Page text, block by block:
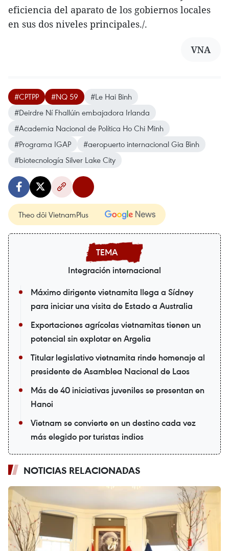
eficiencia del aparato de los gobiernos locales
en sus dos niveles principales./.
VNA
#CPTPP #NQ 59
#Le Hai Binh
#Deirdre Ní Fhallúin embajadora Irlanda
#Academia Nacional de Política Ho Chi Minh
#Programa IGAP
#aeropuerto internacional Gia Bình
#biotecnología Silver Lake City
Theo dõi VietnamPlus
Integración internacional
Máximo dirigente vietnamita llega a Sídney
para iniciar una visita de Estado a Australia
Exportaciones agrícolas vietnamitas tienen un
potencial sin explotar en Argelia
Titular legislativo vietnamita rinde homenaje al
presidente de Asamblea Nacional de Laos
Más de 40 iniciativas juveniles se presentan en
Hanoi
Vietnam se convierte en un destino cada vez
más elegido por turistas indios
NOTICIAS RELACIONADAS